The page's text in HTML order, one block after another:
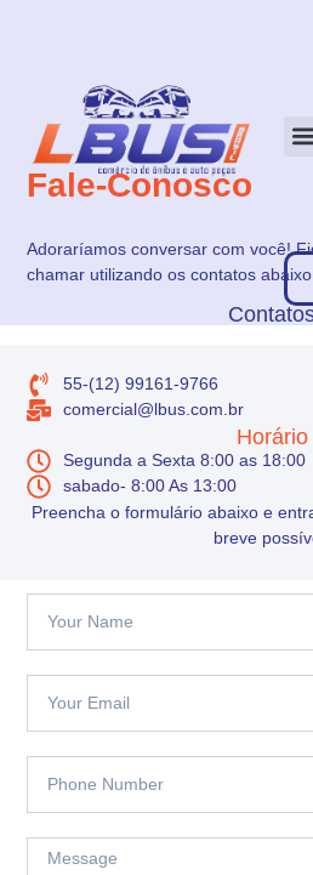
Fale-Conosco
Adoraríamos conversar com você!
chamar utilizando os contatos
55-(12) 99161-9766
comercial@lbus.com.br
Horário
Segunda a Sexta 8:00 as 18:00
sabado- 8:00 As 13:00
Preencha o formulário abaixo e
breve